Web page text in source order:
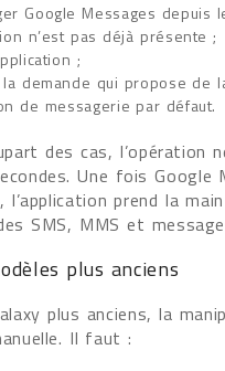
Google Messages depuis
n’est pas déjà présente ;
;
la demande qui propose de
de messagerie par défaut.
des cas, l’opération
Une fois Google
prend la
SMS, MMS et
plus anciens
plus anciens, la
Il faut :